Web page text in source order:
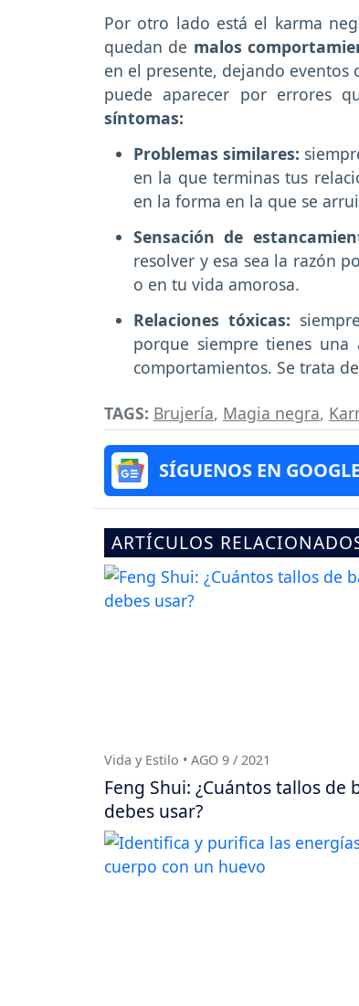
Por otro lado está el karma
quedan de malos
en el presente, dejando eventos
puede aparecer por errores
síntomas:
Problemas similares:
en la que terminas tus
en la forma en la que se
Sensación de
resolver y esa sea la razón
o en tu vida amorosa.
Relaciones tóxicas:
porque siempre tienes una
comportamientos. Se trata
TAGS: Brujería, Magia negra,
SÍGUENOS EN
ARTÍCULOS
Vida y Estilo • AGO 9 / 2021
Feng Shui: ¿Cuántos tallos de
debes usar?